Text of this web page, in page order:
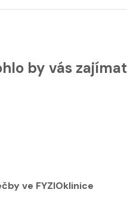
by vás zajímat
ve FYZIOklinice